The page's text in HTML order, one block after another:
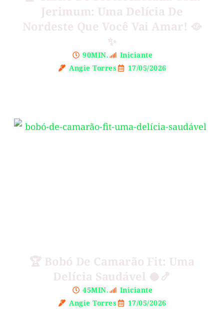
Jerimum: Uma Delícia De
Nordeste Que Você Vai Amar! 🥘
✨
90MIN.
Iniciante
Angie Torres
17/05/2026
🏆 Bobó De Camarão Fit: Uma
Delícia Saudável 🥥🍤
45MIN.
Iniciante
Angie Torres
17/05/2026